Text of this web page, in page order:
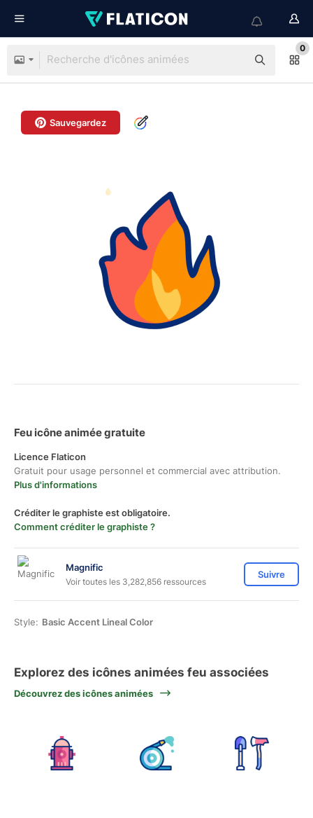
0
Sauvegardez
Feu icône animée gratuite
Licence Flaticon
Gratuit pour usage personnel et commercial avec attribution.
Plus d'informations
Créditer le graphiste est obligatoire.
Comment créditer le graphiste ?
Magnific
Voir toutes les 3,282,856 ressources
Suivre
Style: Basic Accent Lineal Color
Explorez des icônes animées feu associées
Découvrez des icônes animées